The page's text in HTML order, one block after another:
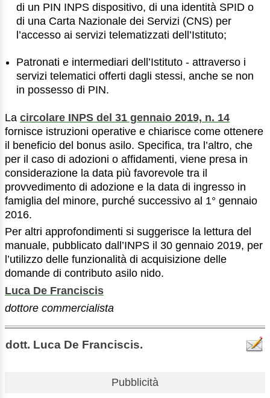
di un PIN INPS dispositivo, di una identità SPID o
di una Carta Nazionale dei Servizi (CNS) per
l’accesso ai servizi telematizzati dell’Istituto;
Patronati e intermediari dell’Istituto - attraverso i
servizi telematici offerti dagli stessi, anche se non
in possesso di PIN.
La circolare INPS del 31 gennaio 2019, n. 14
fornisce istruzioni operative e chiarisce come ottenere
il beneficio del bonus asilo. Specifica, tra l’altro, che
per il caso di adozioni o affidamenti, viene presa in
considerazione la data più favorevole tra il
provvedimento di adozione e la data di ingresso in
famiglia del minore, purché successivo al 1° gennaio
2016.
Per altri approfondimenti si suggerisce la lettura del
manuale, pubblicato dall’INPS il 30 gennaio 2019, per
l’utilizzo delle funzionalità di acquisizione delle
domande di contributo asilo nido.
Luca De Franciscis
dottore commercialista
dott. Luca De Franciscis.
Pubblicità